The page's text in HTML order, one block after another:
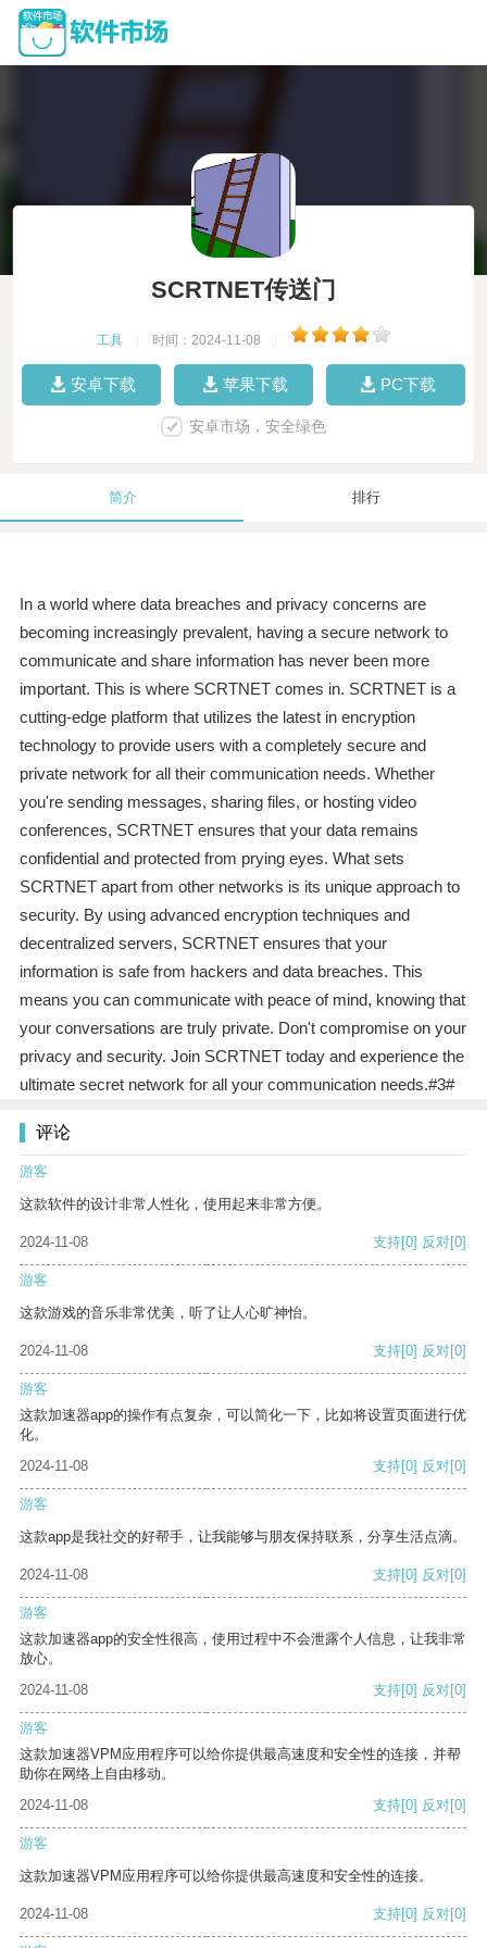
SCRTNET传送门
工具 时间：2024-11-08
安卓下载 苹果下载 PC下载
安卓市场，安全绿色
简介 排行
In a world where data breaches and privacy concerns are
becoming increasingly prevalent, having a secure network to
communicate and share information has never been more
important. This is where SCRTNET comes in. SCRTNET is a
cutting-edge platform that utilizes the latest in encryption
technology to provide users with a completely secure and
private network for all their communication needs. Whether
you're sending messages, sharing files, or hosting video
conferences, SCRTNET ensures that your data remains
confidential and protected from prying eyes. What sets
SCRTNET apart from other networks is its unique approach to
security. By using advanced encryption techniques and
decentralized servers, SCRTNET ensures that your
information is safe from hackers and data breaches. This
means you can communicate with peace of mind, knowing that
your conversations are truly private. Don't compromise on your
privacy and security. Join SCRTNET today and experience the
ultimate secret network for all your communication needs.#3#
评论
游客
这款软件的设计非常人性化，使用起来非常方便。
2024-11-08 支持[0] 反对[0]
游客
这款游戏的音乐非常优美，听了让人心旷神怡。
2024-11-08 支持[0] 反对[0]
游客
这款加速器app的操作有点复杂，可以简化一下，比如将设置页面进行优
化。
2024-11-08
支持[0] 反对[0]
游客
这款app是我社交的好帮手，让我能够与朋友保持联系，分享生活点滴。
2024-11-08 支持[0] 反对[0]
游客
这款加速器app的安全性很高，使用过程中不会泄露个人信息，让我非常
放心。
2024-11-08
支持[0] 反对[0]
游客
这款加速器VPM应用程序可以给你提供最高速度和安全性的连接，并帮
助你在网络上自由移动。
2024-11-08
支持[0] 反对[0]
游客
这款加速器VPM应用程序可以给你提供最高速度和安全性的连接。
2024-11-08 支持[0] 反对[0]